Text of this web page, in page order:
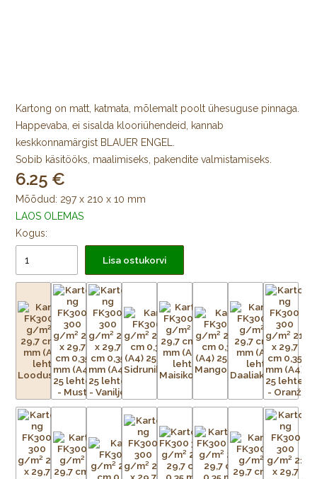
Kartong on matt, katmata, mõlemalt poolt ühesuguse pinnaga.
Happevaba, ei sisalda klooriühendeid, kannab
keskkonnamärgist BLAUER ENGEL.
Sobib käsitööks, maalimiseks, pakendite valmistamiseks.
6.25
Mõõdud: 297 x 210 x 10 mm
LAOS OLEMAS
Kogus:
Lisa ostukorvi